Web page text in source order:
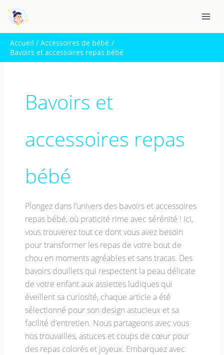
contenu
Accueil
Accessoires de bébé
Bavoirs et accessoires repas bébé
Bavoirs et
accessoires repas
bébé
Plongez dans l’univers des bavoirs et accessoires
repas bébé, où praticité rime avec sérénité ! Ici,
vous trouverez tout ce dont vous avez besoin
pour transformer les repas de votre bout de
chou en moments agréables et sans tracas. Des
bavoirs douillets qui respectent la peau délicate
de votre enfant aux assiettes ludiques qui
éveillent sa curiosité, chaque article a été
sélectionné pour son design astucieux et sa
facilité d’entretien. Nous partageons avec vous
nos trouvailles, astuces et coups de cœur pour
des repas colorés et joyeux. Embarquez avec
R
e
c
h
e